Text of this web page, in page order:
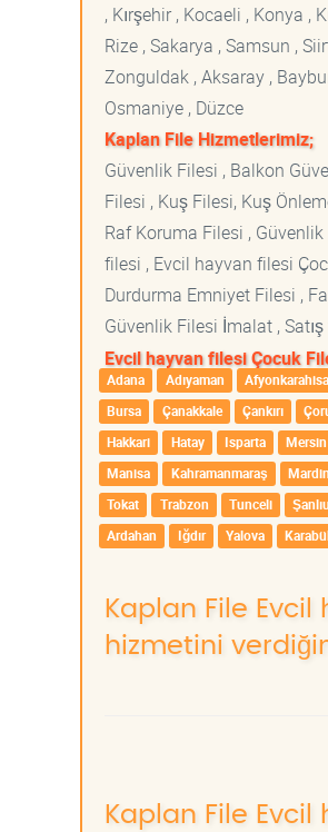
, Kırşehir , Kocaeli , Konya
Rize , Sakarya , Samsun ,
Zonguldak , Aksaray ,
Osmaniye , Düzce
Kaplan File Hizmetlerimiz;
Güvenlik Filesi , Balkon
Filesi , Kuş Filesi, Kuş
Raf Koruma Filesi ,
filesi , Evcil hayvan filesi
Durdurma Emniyet Filesi ,
Güvenlik Filesi İmalat ,
Evcil hayvan filesi Çocuk
Adana Adıyaman
Bursa
Çanakkale Çankırı
Hakkari
Hatay Isparta Mersin
Manisa
Kahramanmaraş Mardin
Tokat
Trabzon Tunceli
Ardahan
Iğdır Yalova
Kaplan File Evcil
hizmetini
Kaplan File Evcil